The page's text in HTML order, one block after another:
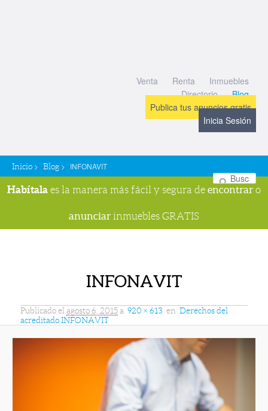
Venta Renta
Inmuebles
Directorio
Blog
Publica tus anuncios gratis
Inicia Sesión
Inicio > Blog > INFONAVIT
Habítala es la manera más fácil y segura de encontrar o
anunciar inmuebles GRATIS
INFONAVIT
Publicado el agosto 6, 2015a 920 × 613 en Derechos del
acreditado INFONAVIT